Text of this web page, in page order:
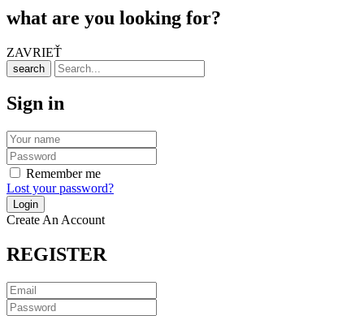
what are you looking for?
ZAVRIEŤ
search
Sign in
Remember me
Lost your password?
Create An Account
REGISTER